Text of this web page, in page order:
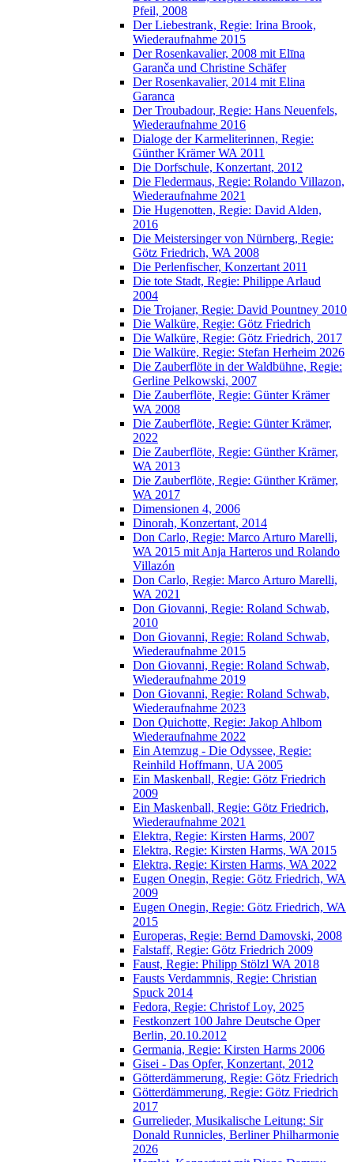
Pfeil, 2008
Der Liebestrank, Regie: Irina Brook,
Wiederaufnahme 2015
Der Rosenkavalier, 2008 mit Elīna
Garanča und Christine Schäfer
Der Rosenkavalier, 2014 mit Elina
Garanca
Der Troubadour, Regie: Hans Neuenfels,
Wiederaufnahme 2016
Dialoge der Karmeliterinnen, Regie:
Günther Krämer WA 2011
Die Dorfschule, Konzertant, 2012
Die Fledermaus, Regie: Rolando Villazon,
Wiederaufnahme 2021
Die Hugenotten, Regie: David Alden,
2016
Die Meistersinger von Nürnberg, Regie:
Götz Friedrich, WA 2008
Die Perlenfischer, Konzertant 2011
Die tote Stadt, Regie: Philippe Arlaud
2004
Die Trojaner, Regie: David Pountney 2010
Die Walküre, Regie: Götz Friedrich
Die Walküre, Regie: Götz Friedrich, 2017
Die Walküre, Regie: Stefan Herheim 2026
Die Zauberflöte in der Waldbühne, Regie:
Gerline Pelkowski, 2007
Die Zauberflöte, Regie: Günter Krämer
WA 2008
Die Zauberflöte, Regie: Günter Krämer,
2022
Die Zauberflöte, Regie: Günther Krämer,
WA 2013
Die Zauberflöte, Regie: Günther Krämer,
WA 2017
Dimensionen 4, 2006
Dinorah, Konzertant, 2014
Don Carlo, Regie: Marco Arturo Marelli,
WA 2015 mit Anja Harteros und Rolando
Villazón
Don Carlo, Regie: Marco Arturo Marelli,
WA 2021
Don Giovanni, Regie: Roland Schwab,
2010
Don Giovanni, Regie: Roland Schwab,
Wiederaufnahme 2015
Don Giovanni, Regie: Roland Schwab,
Wiederaufnahme 2019
Don Giovanni, Regie: Roland Schwab,
Wiederaufnahme 2023
Don Quichotte, Regie: Jakop Ahlbom
Wiederaufnahme 2022
Ein Atemzug - Die Odyssee, Regie:
Reinhild Hoffmann, UA 2005
Ein Maskenball, Regie: Götz Friedrich
2009
Ein Maskenball, Regie: Götz Friedrich,
Wiederaufnahme 2021
Elektra, Regie: Kirsten Harms, 2007
Elektra, Regie: Kirsten Harms, WA 2015
Elektra, Regie: Kirsten Harms, WA 2022
Eugen Onegin, Regie: Götz Friedrich, WA
2009
Eugen Onegin, Regie: Götz Friedrich, WA
2015
Europeras, Regie: Bernd Damovski, 2008
Falstaff, Regie: Götz Friedrich 2009
Faust, Regie: Philipp Stölzl WA 2018
Fausts Verdammnis, Regie: Christian
Spuck 2014
Fedora, Regie: Christof Loy, 2025
Festkonzert 100 Jahre Deutsche Oper
Berlin, 20.10.2012
Germania, Regie: Kirsten Harms 2006
Gisei - Das Opfer, Konzertant, 2012
Götterdämmerung, Regie: Götz Friedrich
Götterdämmerung, Regie: Götz Friedrich
2017
Gurrelieder, Musikalische Leitung: Sir
Donald Runnicles, Berliner Philharmonie
2026